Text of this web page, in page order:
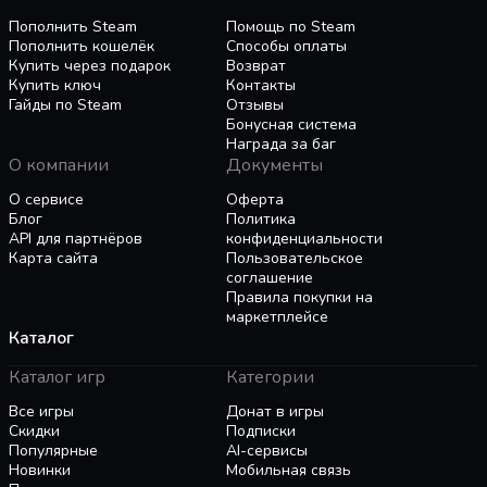
job!
opportunity to relive your own awkward high
school years, or if you sadly missed out on the
‘90s, finally experience all of the classic teen
movies that feel so old and outdated. Plaid,
payphones, VHS tapes, and malls – THE BIG CON
has got all of the outrageous fads you remember
(and some you want to forget) from the 1990s.
But most importantly – you can ride the
Hormipillar as much as you want!
Пополнить Steam
Пополнить кошелёк
Купить через подарок
Купить ключ
Гайды по Steam
Помощь по Steam
Способы оплаты
Возврат
Контакты
Отзывы
Бонусная система
Награда за баг
О компании
О сервисе
Блог
API для партнёров
Карта сайта
Документы
Оферта
Политика
конфиденциальности
Пользовательское
соглашение
Правила покупки на
маркетплейсе
Каталог
Каталог игр
Все игры
Скидки
Популярные
Новинки
Категории
Донат в игры
Подписки
AI-сервисы
Мобильная связь